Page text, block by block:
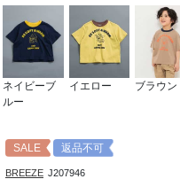
ネイビーブ
ルー
イエロー ブラウン
SALE 返品不可
BREEZE J207946